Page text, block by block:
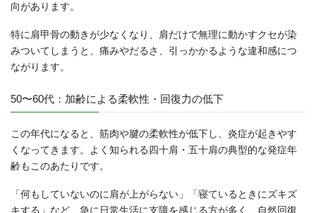
向があります。
特に肩甲骨の動きが少なくなり、肩だけで無理に動かすクセが染
みついてしまうと、痛みやだるさ、引っかかるような違和感につ
ながります。
50〜60代：加齢による柔軟性・回復力の低下
この年代になると、筋肉や腱の柔軟性が低下し、炎症が起きやす
くなってきます。よく知られる四十肩・五十肩の典型的な発症年
齢もこのあたりです。
「何もしていないのに肩が上がらない」「寝ているときにズキズ
キする」など、急に日常生活に支障を感じる方が多く、自然回復